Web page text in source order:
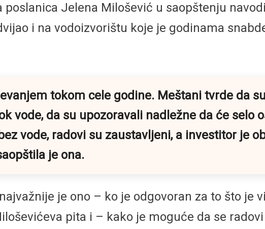
poslanica Jelena Milošević u saopštenju
i na vodoizvorištu koje je godinama
tokom cele godine. Meštani tvrde da
vode, da su upozoravali nadležne da će selo
vode, radovi su zaustavljeni, a investitor je
je ona.
je ono – ko je odgovoran za to što je
pita i – kako je moguće da se